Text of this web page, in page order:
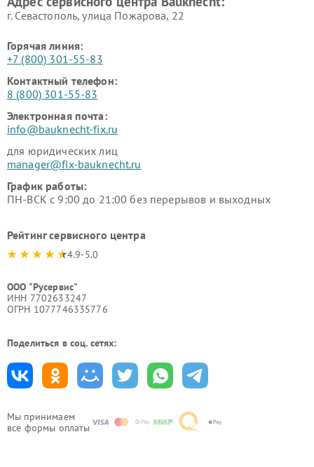
Мы принимаем
все формы оплаты
г. Севастополь, улица Пожарова, 22
Горячая линия:
+7 (800) 301-55-83
Контактный телефон:
8 (800) 301-55-83
Электронная почта:
info@bauknecht-fix.ru
для юридических лиц
manager@fix-bauknecht.ru
График работы:
ПН-ВСК с 9:00 до 21:00 без перерывов и выходных
Рейтинг сервисного центра
4.9-5.0
ООО "Русервис"
ИНН 7702633247
ОГРН 1077746335776
Поделиться в соц. сетях: